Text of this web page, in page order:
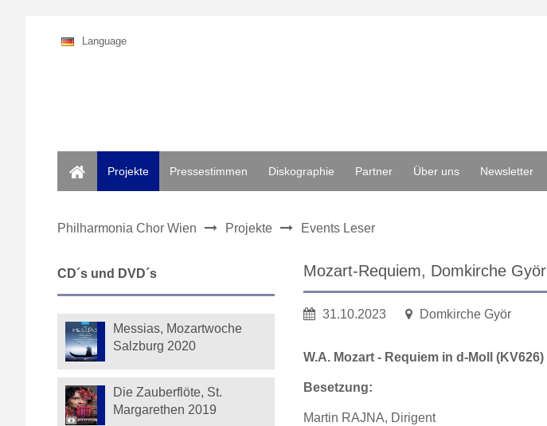
Language
Projekte
Pressestimmen Diskographie Partner Über uns Newsletter
Philharmonia Chor Wien Projekte Events Leser
Mozart-Requiem, Domkirche Györ
31.10.2023 Domkirche Györ
W.A. Mozart - Requiem in d-Moll (KV626)
Besetzung:
Martin RAJNA, Dirigent
CD´s und DVD´s
Messias, Mozartwoche
Salzburg 2020
Die Zauberflöte, St.
Margarethen 2019